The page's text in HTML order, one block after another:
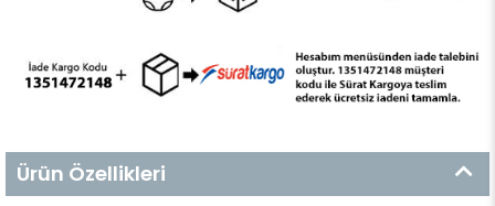
Ürün Özellikleri